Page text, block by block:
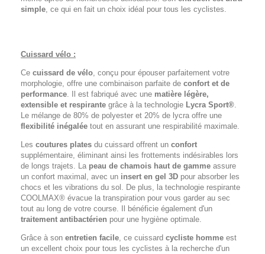
simple, ce qui en fait un choix idéal pour tous les cyclistes.
Cuissard vélo :
Ce cuissard de vélo, conçu pour épouser parfaitement votre
morphologie, offre une combinaison parfaite de confort et de
performance. Il est fabriqué avec une matière légère,
extensible et respirante grâce à la technologie Lycra Sport®.
Le mélange de 80% de polyester et 20% de lycra offre une
flexibilité inégalée tout en assurant une respirabilité maximale.
Les coutures plates du cuissard offrent un confort
supplémentaire, éliminant ainsi les frottements indésirables lors
de longs trajets. La peau de chamois haut de gamme assure
un confort maximal, avec un insert en gel 3D pour absorber les
chocs et les vibrations du sol. De plus, la technologie respirante
COOLMAX® évacue la transpiration pour vous garder au sec
tout au long de votre course. Il bénéficie également d'un
traitement antibactérien pour une hygiène optimale.
Grâce à son entretien facile, ce cuissard cycliste homme est
un excellent choix pour tous les cyclistes à la recherche d'un